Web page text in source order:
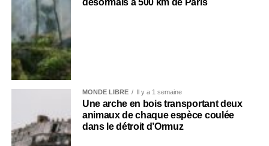
MONDE LIBRE Il y a 1 semaine
Une arche en bois transportant deux
animaux de chaque espèce coulée
dans le détroit d’Ormuz